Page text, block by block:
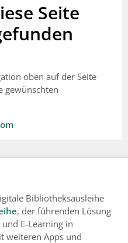
Seite
oben auf der Seite
gewünschten
Bibliotheksausleihe
, der führenden Lösung
E-Learning in
weiteren Apps und